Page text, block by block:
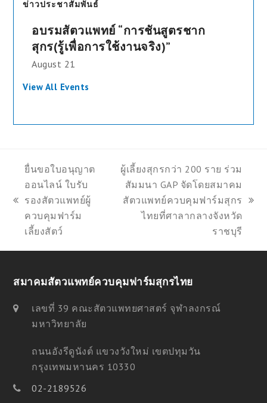
ข่าวประชาสัมพันธ์
อบรมสัตวแพทย์ “การชันสูตรชาก
สุกร(รู้เพื่อการใช้งานจริง)”
August 21
View All Events
previous
post:
ยื่นขอใบอนุญาต
ออนไลน์ ใบรับ
รองสัตวแพทย์ผู้
ควบคุมฟาร์ม
เลี้ยงสัตว์
next
ผู้เลี้ยงสุกรกว่า 200 ราย ร่วม
สัมมนา GAP จัดโดยสมาคม
สัตวแพทย์ควบคุมฟาร์มสุกร
ไทยที่ศาลากลางจังหวัด
ราชบุรี
สมาคมสัตวแพทย์ควบคุมฟาร์มสุกรไทย
เลขที่ 39 คณะสัตวแพทยศาสตร์ จุฬาลงกรณ์
มหาวิทยาลัย
ถนนอังรีดูนังต์ แขวงวังใหม่ เขตปทุมวัน
กรุงเทพมหานคร 10330
02-2189526